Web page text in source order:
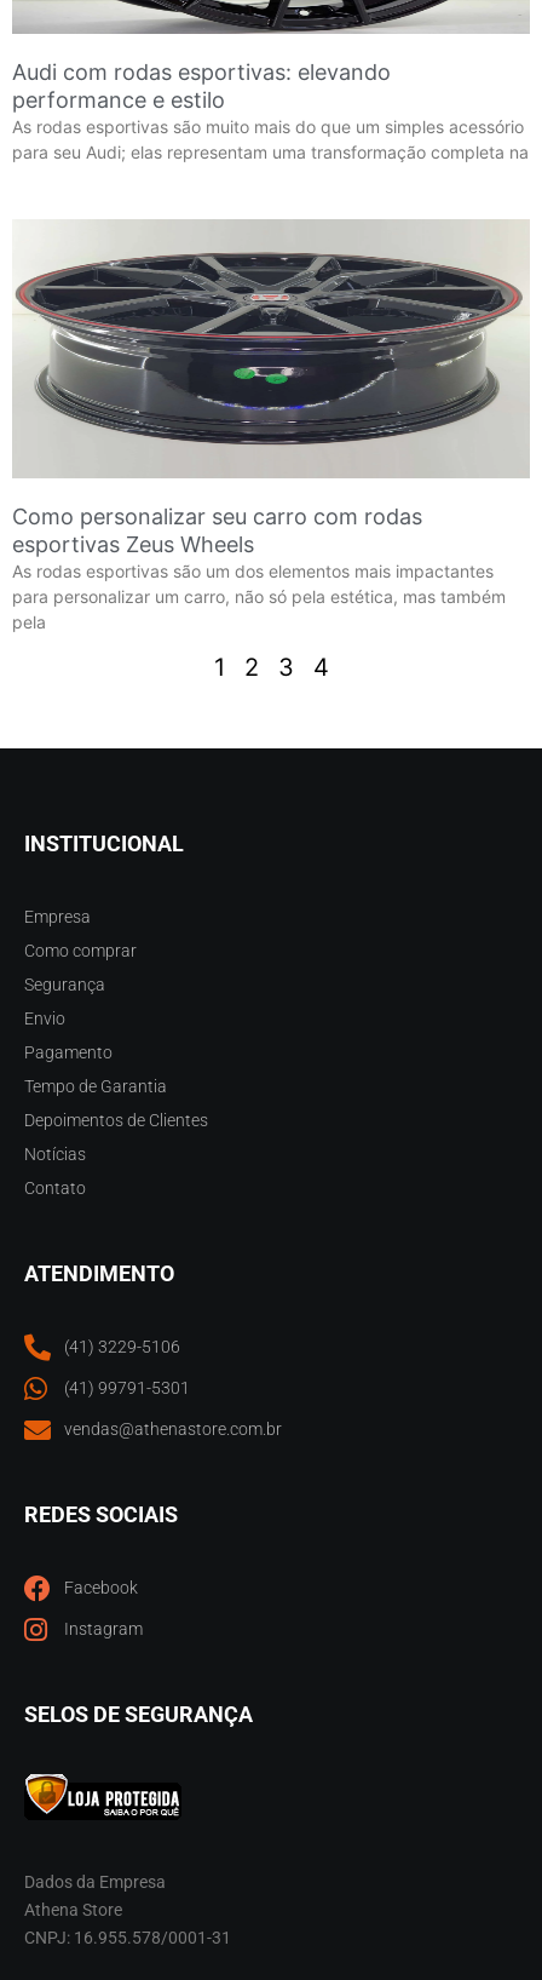
Audi com rodas esportivas: elevando
performance e estilo
As rodas esportivas são muito mais do que um simples acessório
para seu Audi; elas representam uma transformação completa na
Como personalizar seu carro com rodas
esportivas Zeus Wheels
As rodas esportivas são um dos elementos mais impactantes
para personalizar um carro, não só pela estética, mas também
pela
1 2 3 4
INSTITUCIONAL
Empresa
Como comprar
Segurança
Envio
Pagamento
Tempo de Garantia
Depoimentos de Clientes
Notícias
Contato
ATENDIMENTO
(41) 3229-5106
(41) 99791-5301
vendas@athenastore.com.br
REDES SOCIAIS
Facebook
Instagram
SELOS DE SEGURANÇA
Dados da Empresa
Athena Store
CNPJ: 16.955.578/0001-31